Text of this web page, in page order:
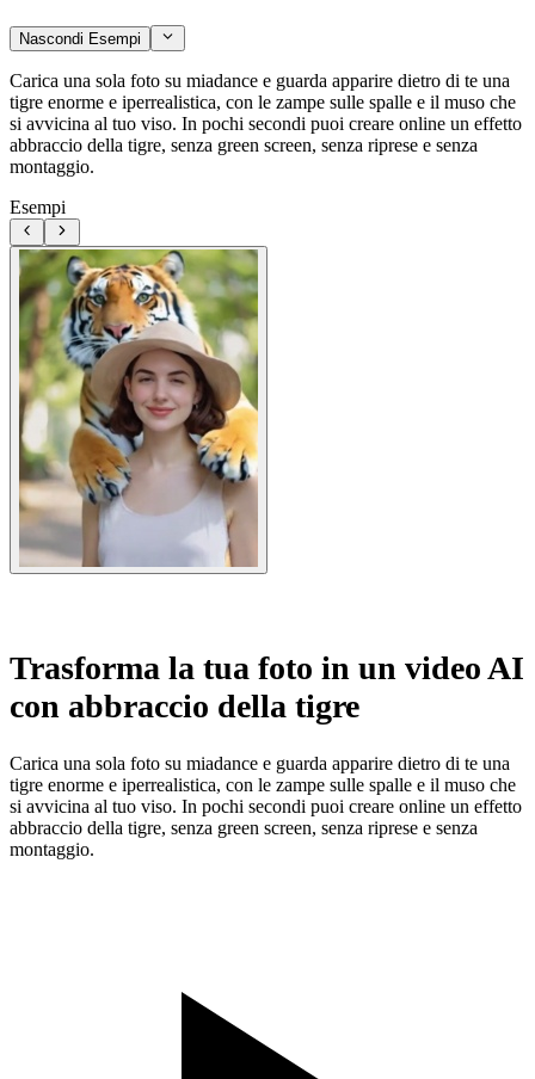
Nascondi Esempi
Carica una sola foto su miadance e guarda apparire dietro di te una
tigre enorme e iperrealistica, con le zampe sulle spalle e il muso che
si avvicina al tuo viso. In pochi secondi puoi creare online un effetto
abbraccio della tigre, senza green screen, senza riprese e senza
montaggio.
Esempi
Trasforma la tua foto in un video AI
con abbraccio della tigre
Carica una sola foto su miadance e guarda apparire dietro di te una
tigre enorme e iperrealistica, con le zampe sulle spalle e il muso che
si avvicina al tuo viso. In pochi secondi puoi creare online un effetto
abbraccio della tigre, senza green screen, senza riprese e senza
montaggio.